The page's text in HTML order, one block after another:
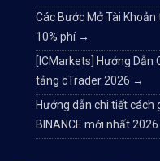
Các Bước Mở Tài
10% phí →
[ICMarkets] Hướng Dẫn
tảng cTrader 2026 →
Hướng dẫn chi tiết cách
BINANCE mới nhất 2026